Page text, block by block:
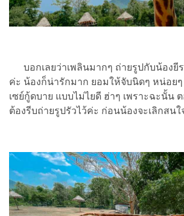
บอกเลยว่าเพลินมากๆ ถ่ายรูปกับน้องยีร
ค่ะ น้องก็น่ารักมาก ยอมให้จับนิดๆ หน่อย
เซย์กู้ดบาย แบบไม่ไยดี ฮ่าๆ เพราะฉะนั้น
ต้องรีบถ่ายรูปรัวไว้ค่ะ ก่อนน้องจะเลิกสนใ